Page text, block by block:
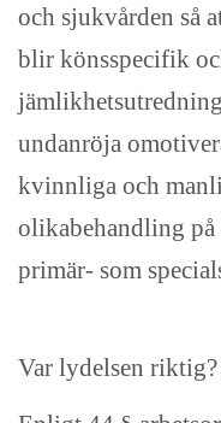
och sjukvården så
blir könsspecifik
undanröja
kvinnliga och
olikabehandling på
primär- som
Var lydelsen riktig?